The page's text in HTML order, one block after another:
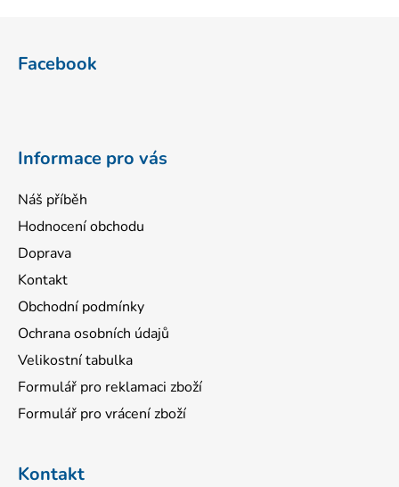
Facebook
Informace pro vás
Náš příběh
Hodnocení obchodu
Doprava
Kontakt
Obchodní podmínky
Ochrana osobních údajů
Velikostní tabulka
Formulář pro reklamaci zboží
Formulář pro vrácení zboží
Kontakt